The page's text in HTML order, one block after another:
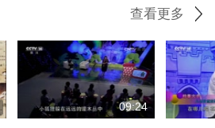
查看更多
09:24